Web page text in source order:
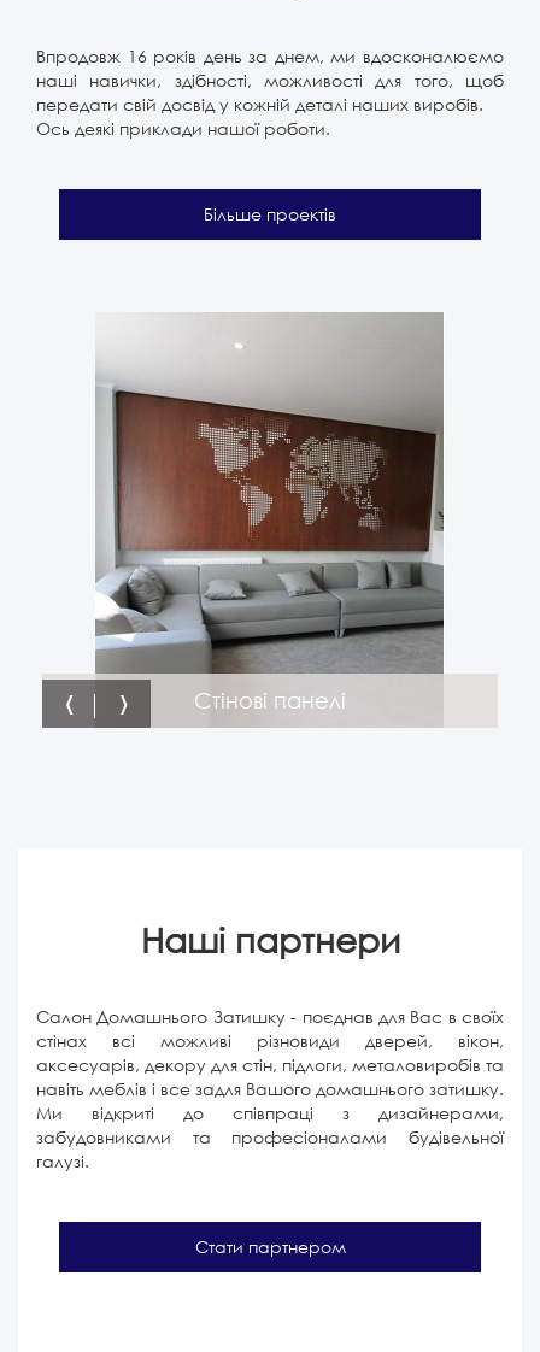
Впродовж 16 років день за днем, ми вдосконалюємо
наші навички, здібності, можливості для того, щоб
передати свій досвід у кожній деталі наших виробів.
Ось деякі приклади нашої роботи.
Більше проектів
Стінові панелі
‹ ›
Наші партнери
Салон Домашнього Затишку - поєднав для Вас в своїх
стінах всі можливі різновиди дверей, вікон,
аксесуарів, декору для стін, підлоги, металовиробів та
навіть меблів і все задля Вашого домашнього затишку.
Ми відкриті до співпраці з дизайнерами,
забудовниками та професіоналами будівельної
галузі.
Стати партнером